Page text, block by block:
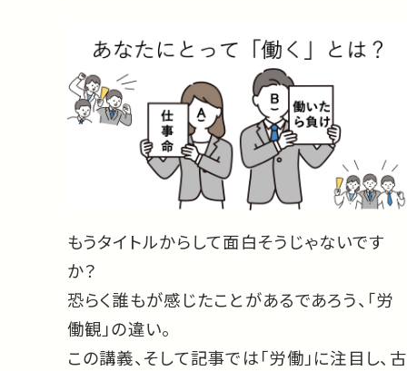
もうタイトルからして面白そうじゃないです
か？
恐らく誰もが感じたことがあるであろう、「労
働観」の違い。
この講義、そして記事では「労働」に注目し、古